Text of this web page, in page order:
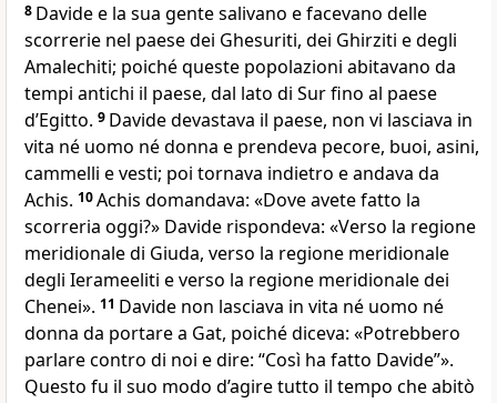
8 Davide e la sua gente salivano e facevano delle
scorrerie nel paese dei Ghesuriti, dei Ghirziti e degli
Amalechiti; poiché queste popolazioni abitavano da
tempi antichi il paese, dal lato di Sur fino al paese
d’Egitto. 9 Davide devastava il paese, non vi lasciava in
vita né uomo né donna e prendeva pecore, buoi, asini,
cammelli e vesti; poi tornava indietro e andava da
Achis. 10Achis domandava: «Dove avete fatto la
scorreria oggi?» Davide rispondeva: «Verso la regione
meridionale di Giuda, verso la regione meridionale
degli Ierameeliti e verso la regione meridionale dei
Chenei». 11 Davide non lasciava in vita né uomo né
donna da portare a Gat, poiché diceva: «Potrebbero
parlare contro di noi e dire: “Così ha fatto Davide”».
Questo fu il suo modo d’agire tutto il tempo che abitò